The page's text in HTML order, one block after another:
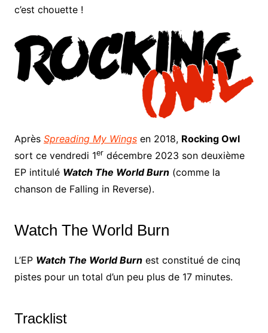
c’est chouette !
Après Spreading My Wingsen 2018, Rocking Owl
sort ce vendredi 1erdécembre 2023 son deuxième
EP intitulé Watch The World Burn(comme la
chanson de Falling in Reverse).
Watch The World Burn
L’EP Watch The World Burnest constitué de cinq
pistes pour un total d’un peu plus de 17 minutes.
Tracklist